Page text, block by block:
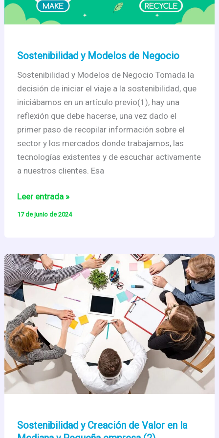
Sostenibilidad y Modelos de Negocio
Sostenibilidad y Modelos de Negocio Tomada la
decisión de iniciar el viaje a la sostenibilidad, que
iniciábamos en un artículo previo(1), hay una
reflexión que debe hacerse, una vez dado el
primer paso de recopilar información sobre el
sector y los mercados donde trabajamos, las
tecnologías existentes y de escuchar activamente
a nuestros clientes. Esa
Sostenibilidad
y
Leer entrada »
17 de junio de 2024
Sostenibilidad y Creación de Valor en la